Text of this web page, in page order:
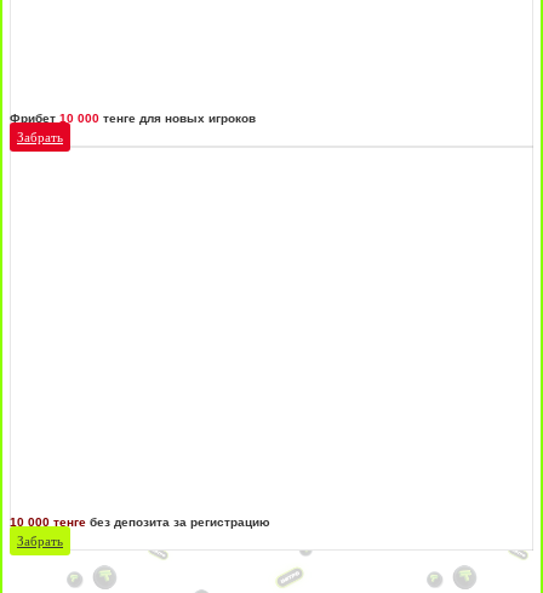
Фрибет 10 000 тенге для новых игроков
Забрать
10 000 тенге без депозита за регистрацию
Забрать